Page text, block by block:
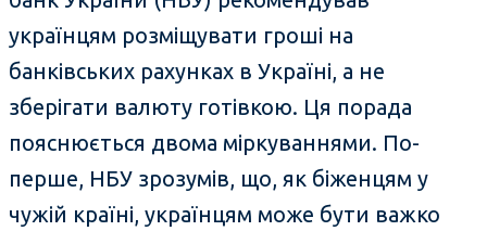
українцям розміщувати гроші на
банківських рахунках в Україні, а не
зберігати валюту готівкою. Ця порада
пояснюється двома міркуваннями. По-
перше, НБУ зрозумів, що, як біженцям у
чужій країні, українцям може бути важко